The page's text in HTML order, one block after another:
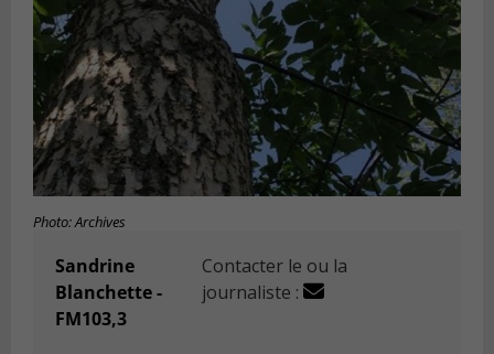
Photo: Archives
Sandrine
Blanchette -
FM103,3
Contacter le ou la
journaliste :